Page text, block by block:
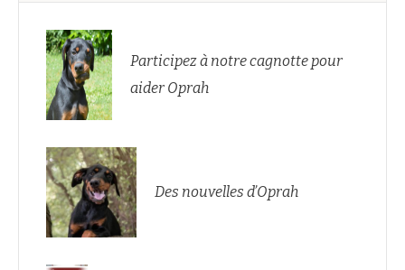
Participez à notre cagnotte pour
aider Oprah
Des nouvelles d’Oprah